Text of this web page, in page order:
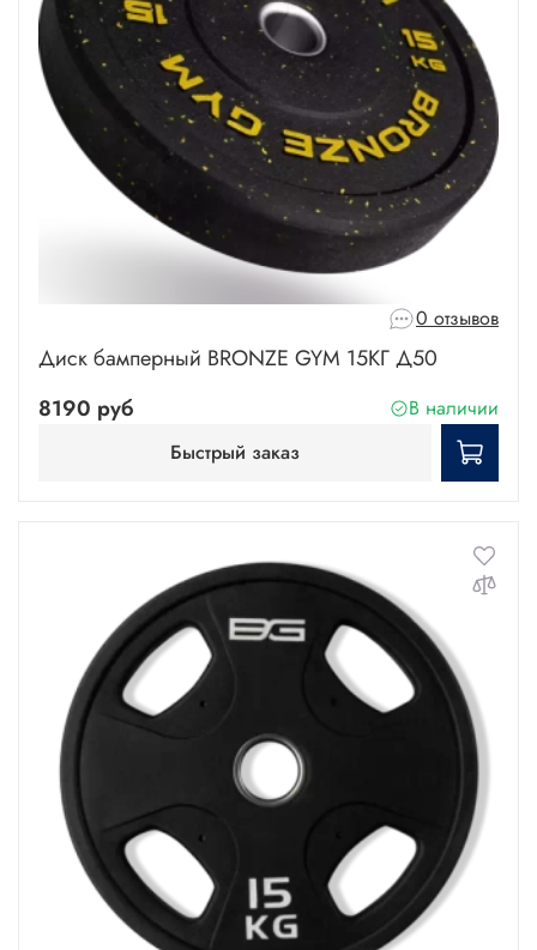
0 отзывов
Диск бамперный BRONZE GYM 15КГ Д50
8190 руб
В наличии
Быстрый заказ